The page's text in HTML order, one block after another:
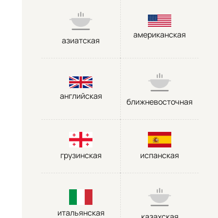
азиатская
американская
английская
ближневосточная
грузинская испанская
итальянская